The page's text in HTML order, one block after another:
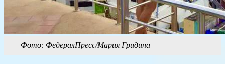
Фото: ФедералПресс/Мария Гридина